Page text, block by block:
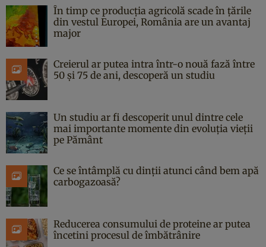
În timp ce producția agricolă scade în țările
din vestul Europei, România are un avantaj
major
Creierul ar putea intra într-o nouă fază între
50 și 75 de ani, descoperă un studiu
Un studiu ar fi descoperit unul dintre cele
mai importante momente din evoluția vieții
pe Pământ
Ce se întâmplă cu dinții atunci când bem apă
carbogazoasă?
Reducerea consumului de proteine ar putea
încetini procesul de îmbătrânire